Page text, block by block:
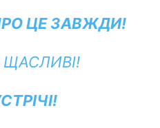
ЦЕ ЗАВЖДИ!
ЩАСЛИВІ!